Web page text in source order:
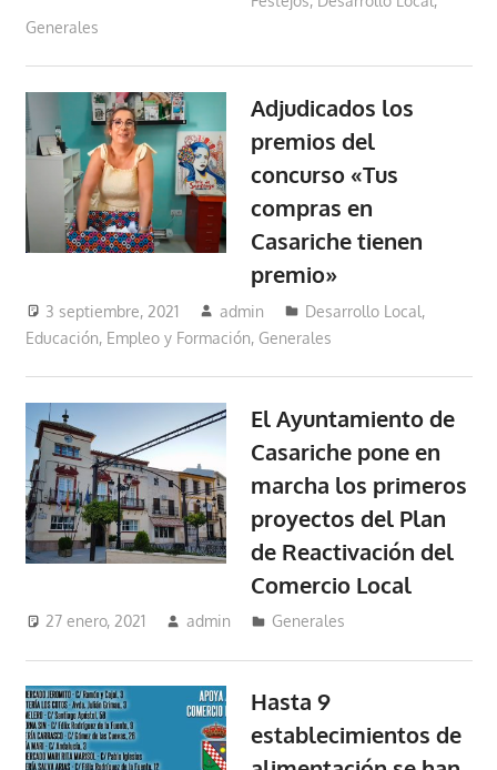
Generales
Adjudicados los
premios del
concurso «Tus
compras en
Casariche tienen
premio»
3 septiembre, 2021 admin Desarrollo Local,
Educación, Empleo y Formación, Generales
El Ayuntamiento de
Casariche pone en
marcha los primeros
proyectos del Plan
de Reactivación del
Comercio Local
27 enero, 2021 admin Generales
Hasta 9
establecimientos de